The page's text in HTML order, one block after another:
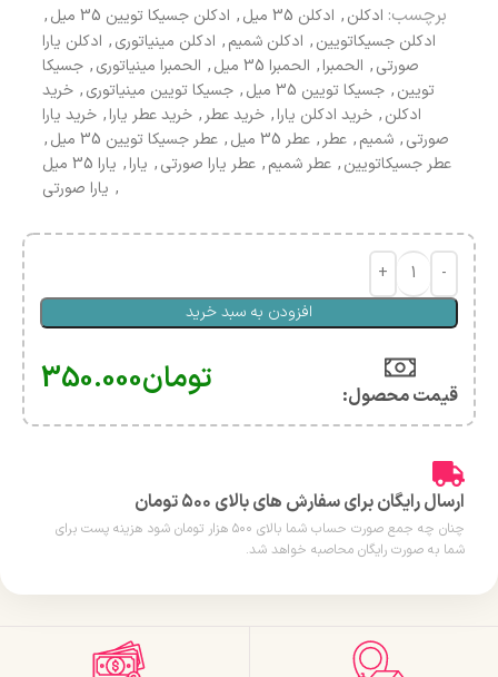
برچسب: ادکلن, ادکلن 35 میل , ادکلن جسیکا تویین 35 میل
,
ادکلن جسیکاتویین, ادکلن شمیم, ادکلن مینیاتوری, ادکلن یارا
صورتی, الحمبرا, الحمبرا 35 میل , الحمبرا مینیاتوری, جسیکا
تویین, جسیکا تویین 35 میل , جسیکا تویین مینیاتوری, خرید
ادکلن, خرید ادکلن یارا, خرید عطر , خرید عطر یارا, خرید یارا
صورتی, شمیم, عطر , عطر 35 میل , عطر جسیکا تویین 35 میل
,
عطر جسیکاتویین, عطر شمیم, عطر یارا صورتی, یارا, یارا 35 میل
, یارا صورتی
افزودن به سبد خرید
قیمت محصول:​ تومان350.000
ارسال رایگان برای سفارش های بالای ۵۰۰ تومان
چنان چه جمع صورت حساب شما بالای ۵۰۰ هزار تومان شود هزینه پست برای
شما به صورت رایگان محاصبه خواهد شد.